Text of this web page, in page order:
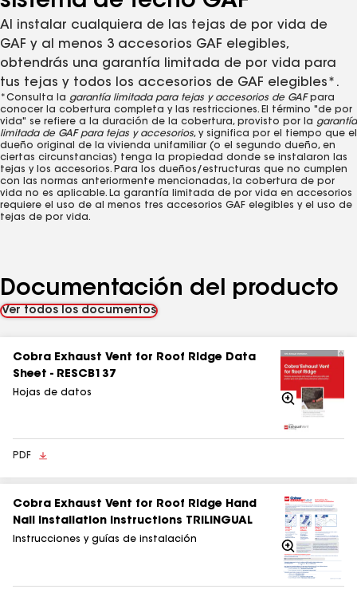
Al instalar cualquiera de las tejas de por vida de
GAF y al menos 3 accesorios GAF elegibles,
obtendrás una garantía limitada de por vida para
tus tejas y todos los accesorios de GAF elegibles*.
*Consulta la garantía limitada para tejas y accesorios de GAFpara
conocer la cobertura completa y las restricciones. El término "de por
vida" se refiere a la duración de la cobertura, provisto por la garantía
limitada de GAF para tejas y accesorios, y significa por el tiempo que el
dueño original de la vivienda unifamiliar (o el segundo dueño, en
ciertas circunstancias) tenga la propiedad donde se instalaron las
tejas y los accesorios. Para los dueños/estructuras que no cumplen
con las normas anteriormente mencionadas, la cobertura de por
vida no es aplicable. La garantía limitada de por vida en accesorios
requiere el uso de al menos tres accesorios GAF elegibles y el uso de
tejas de por vida.
Documentación del producto
Ver todos los documentos
Cobra Exhaust Vent for Roof Ridge Data
Sheet - RESCB137
Hojas de datos Acercarse
PDF
Cobra Exhaust Vent for Roof Ridge Hand
Nail Installation Instructions TRILINGUAL
Instrucciones y guías de instalación Acercarse